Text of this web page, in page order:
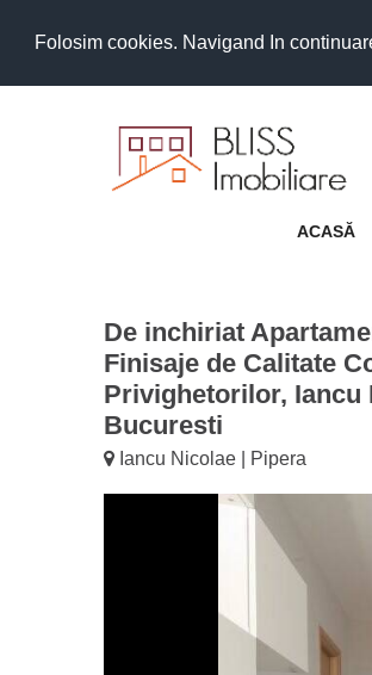
Folosim cookies. Navigand In
ACASĂ
De inchiriat
Finisaje de Calitate
Privighetorilor, Iancu
Bucuresti
Iancu Nicolae | Pipera